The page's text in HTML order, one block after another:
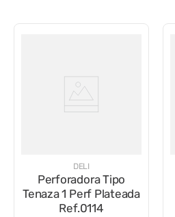
DELI
Perforadora Tipo
Tenaza 1 Perf Plateada
Ref.0114